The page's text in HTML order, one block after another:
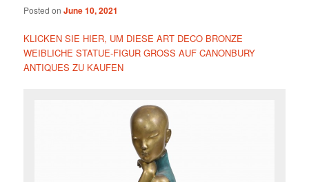
Posted onJune 10, 2021
KLICKEN SIE HIER, UM DIESE ART DECO BRONZE
WEIBLICHE STATUE-FIGUR GROSS AUF CANONBURY
ANTIQUES ZU KAUFEN